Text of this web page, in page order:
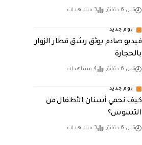
قبل 6 دقائق 3 مشاهدات
يوم جديد
فيديو صادم يوثق رشق قطار الزوار
بالحجارة
قبل 6 دقائق 4 مشاهدات
يوم جديد
كيف نحمي أسنان الأطفال من
التسوس؟
قبل 6 دقائق 3 مشاهدات